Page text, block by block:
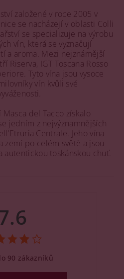
založené v roce 2005 v
se nacházejí v oblasti Colli
se specializuje na výrobu
vín, která se vyznačují
a aroma. Mezi nejznámější
Riserva, IGT Toscana Rosso
Tyto vína jsou vysoce
vín kvůli své
del Tacco získalo
jedním z nejvýznamnějších
Centrale. Jeho vína
zemí po celém světě a jsou
autentickou toskánskou chuť.
90 zákazníků